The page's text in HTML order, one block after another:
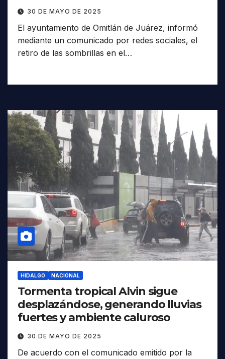
30 DE MAYO DE 2025
El ayuntamiento de Omitlán de Juárez, informó
mediante un comunicado por redes sociales, el
retiro de las sombrillas en el…
HIDALGO NACIONAL
Tormenta tropical Alvin sigue
desplazándose, generando lluvias
fuertes y ambiente caluroso
30 DE MAYO DE 2025
De acuerdo con el comunicado emitido por la